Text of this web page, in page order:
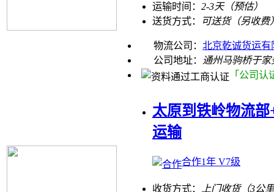
运输时间： 2-3天（预估）
送货方式：
可送货（另收费
物流公司： 北京乾诚货运有
公司地址： 通州马驹桥于家
「公司认
太原到铁岭物流
运输
合作1年 V7级
收货方式： 上门收货（3公